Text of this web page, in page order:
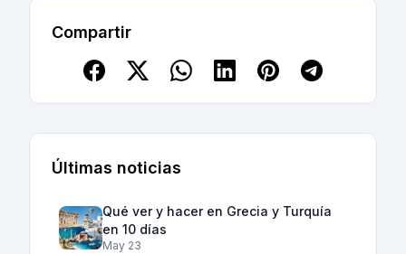
Compartir
Últimas noticias
Qué ver y hacer en Grecia y Turquía
en 10 días
May 23